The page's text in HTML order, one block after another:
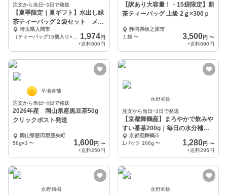
注文から当日~3日で発送
【夏季限定｜夏ギフト】水出し緑
茶ティーバッグ２袋セット メッ
セージ＆名入れOK！
埼玉県入間市
1,974円
+送料800円
【訳あり大容量！・15袋限定】新
茶ティーバッグ 上級 2ｇ×300ｐ
静岡県牧之原市
１袋 〜 3,500円 〜
+送料690円
早瀬達哉
注文から当日~4日で発送
2026年産 岡山県産黒豆茶50g
クリックポスト発送
岡山県勝田郡勝央町
50g×3 〜 1,600円 〜
+送料250円
永野和樹
注文から当日~3日で発送
【京都舞鶴産】まろやかで飲みや
すい番茶200g｜毎日の水分補
給・食事のお供に最適
京都府舞鶴市
1パック 200g 〜 1,280円 〜
+送料295円
永野和樹 永野和樹